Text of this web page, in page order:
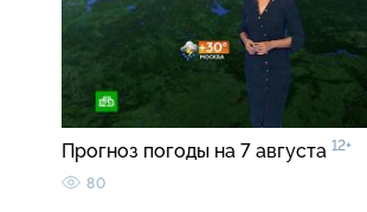
Прогноз погоды на 7 августа 12+
80